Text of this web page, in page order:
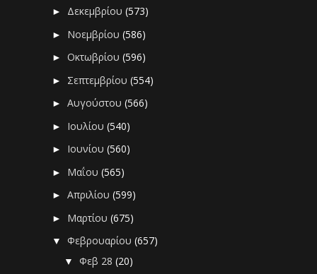
► Δεκεμβρίου(573)
► Νοεμβρίου(586)
►Οκτωβρίου(596)
► Σεπτεμβρίου(554)
►Αυγούστου(566)
► Ιουλίου(540)
► Ιουνίου(560)
► Μαΐου(565)
►Απριλίου(599)
► Μαρτίου(675)
▼Φεβρουαρίου(657)
▼Φεβ 28(20)